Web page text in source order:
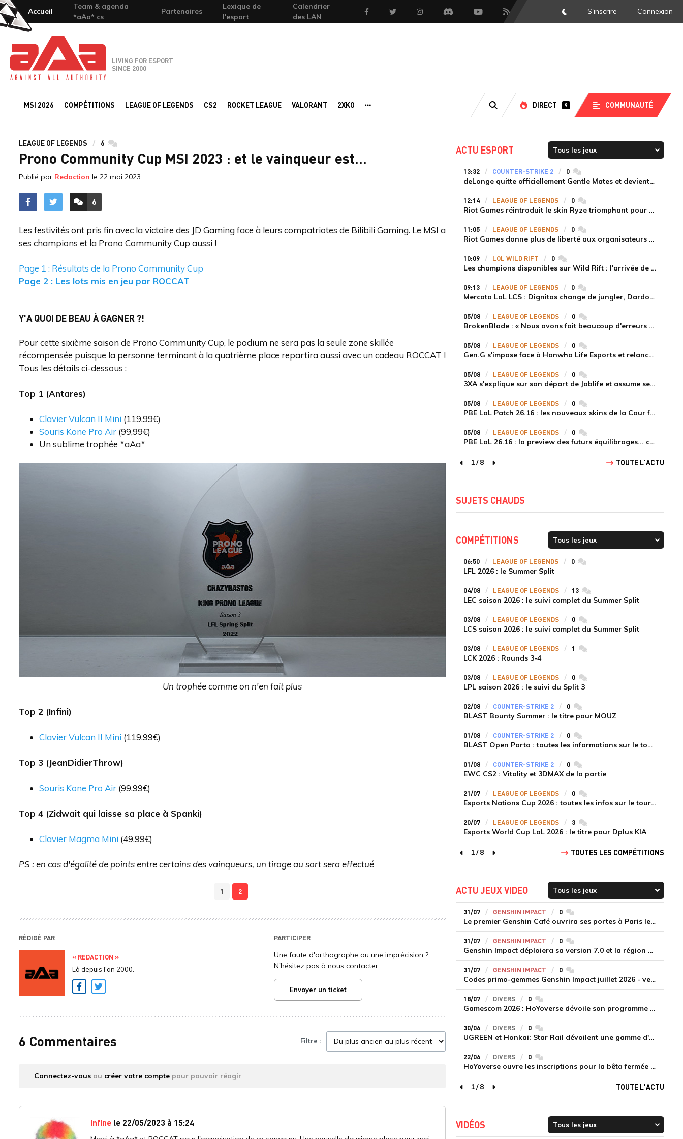
Accueil
Team & agenda
*aAa* cs
Partenaires
Lexique de
l'esport
Calendrier
des LAN
FacebookTwitter InstagramDiscord YoutubeFlux RSS DarkMode
S'inscrire Connexion
Team-aAa - against All authority
LIVING FOR ESPORT
SINCE 2000
MSI 2026 COMPÉTITIONS LEAGUE OF LEGENDS CS2 ROCKET LEAGUE VALORANT 2XKO
RECHERCHE
DIRECT 9 COMMUNAUTÉ
LEAGUE OF LEGENDS 6 commentaires
Prono Community Cup MSI 2023 : et le vainqueur est...
Publié par Redaction le 22 mai 2023
ACCÉDER AUX
6
COMMENTAIRES
Les festivités ont pris fin avec la victoire des JD Gaming face à leurs compatriotes de Bilibili Gaming. Le MSI a
ses champions et la Prono Community Cup aussi !
Page 1 : Résultats de la Prono Community Cup
Page 2 : Les lots mis en jeu par ROCCAT
Y'A QUOI DE BEAU À GAGNER ?!
Pour cette sixième saison de Prono Community Cup, le podium ne sera pas la seule zone skillée
récompensée puisque la personne terminant à la quatrième place repartira aussi avec un cadeau ROCCAT !
Tous les détails ci-dessous :
Top 1 (Antares)
Clavier Vulcan II Mini (119,99€)
Souris Kone Pro Air (99,99€)
Un sublime trophée *aAa*
Un trophée comme on n'en fait plus
Top 2 (Infini)
Clavier Vulcan II Mini (119,99€)
Top 3 (JeanDidierThrow)
Souris Kone Pro Air (99,99€)
Top 4 (Zidwait qui laisse sa place à Spanki)
Clavier Magma Mini (49,99€)
PS : en cas d'égalité de points entre certains des vainqueurs, un tirage au sort sera effectué
1 2
RÉDIGÉ PAR
« REDACTION »
Là depuis l'an 2000.
Facebook
Twitter
PARTICIPER
Une faute d'orthographe ou une imprécision ?
N'hésitez pas à nous contacter.
Envoyer un ticket
6 Commentaires Filtre :
Connectez-vous ou créer votre compte pour pouvoir réagir
Infine le 22/05/2023 à 15:24
ACTU ESPORT
13:32 COUNTER-STRIKE 2 0commentaires
deLonge quitte officiellement Gentle Mates et devient agent libre
12:14 LEAGUE OF LEGENDS 0commentaires
Riot Games réintroduit le skin Ryze triomphant pour récompenser la scène amateur
11:05 LEAGUE OF LEGENDS 0commentaires
Riot Games donne plus de liberté aux organisateurs de tournois locaux sur League of Legends
10:09 LOL WILD RIFT 0commentaires
Les champions disponibles sur Wild Rift : l'arrivée de Cho'Gath
09:13 LEAGUE OF LEGENDS 0commentaires
Mercato LoL LCS : Dignitas change de jungler, Dardoch fait son retour en LCS, eXyu annonce sa retraite
05/08 LEAGUE OF LEGENDS 0commentaires
BrokenBlade : « Nous avons fait beaucoup d'erreurs bêtes, mais une victoire reste une victoire et c'est une chose dont on peut se réjouir »
05/08 LEAGUE OF LEGENDS 0commentaires
Gen.G s'impose face à Hanwha Life Esports et relance sa dynamique en LCK
05/08 LEAGUE OF LEGENDS 0commentaires
3XA s'explique sur son départ de Joblife et assume ses torts
05/08 LEAGUE OF LEGENDS 0commentaires
PBE LoL Patch 26.16 : les nouveaux skins de la Cour féérique
05/08 LEAGUE OF LEGENDS 0commentaires
PBE LoL 26.16 : la preview des futurs équilibrages... coup d'arrêt pour les supports roamers
page précédente
1/8
page suivante
TOUTE L'ACTU
SUJETS CHAUDS
COMPÉTITIONS
06:50 LEAGUE OF LEGENDS 0commentaires
LFL 2026 : le Summer Split
04/08 LEAGUE OF LEGENDS 13commentaires
LEC saison 2026 : le suivi complet du Summer Split
03/08 LEAGUE OF LEGENDS 0commentaires
LCS saison 2026 : le suivi complet du Summer Split
03/08 LEAGUE OF LEGENDS 1 commentaires
LCK 2026 : Rounds 3-4
03/08 LEAGUE OF LEGENDS 0commentaires
LPL saison 2026 : le suivi du Split 3
02/08 COUNTER-STRIKE 2 0commentaires
BLAST Bounty Summer : le titre pour MOUZ
01/08 COUNTER-STRIKE 2 0commentaires
BLAST Open Porto : toutes les informations sur le tournoi
01/08 COUNTER-STRIKE 2 0commentaires
EWC CS2 : Vitality et 3DMAX de la partie
21/07 LEAGUE OF LEGENDS 0commentaires
Esports Nations Cup 2026 : toutes les infos sur le tournoi
20/07 LEAGUE OF LEGENDS 3commentaires
Esports World Cup LoL 2026 : le titre pour Dplus KIA
page précédente
1/8
page suivante
TOUTES LES COMPÉTITIONS
ACTU JEUX VIDEO
31/07 GENSHIN IMPACT 0commentaires
Le premier Genshin Café ouvrira ses portes à Paris le 14 août
31/07 GENSHIN IMPACT 0commentaires
Genshin Impact déploiera sa version 7.0 et la région de Snezhnaya le 12 août
31/07 GENSHIN IMPACT 0commentaires
Codes primo-gemmes Genshin Impact juillet 2026 - version 7.0
18/07 DIVERS 0commentaires
Gamescom 2026 : HoYoverse dévoile son programme et présente deux nouveaux jeux inédits
30/06 DIVERS 0commentaires
UGREEN et Honkai: Star Rail dévoilent une gamme d'accessoires de recharge en édition limitée
22/06 DIVERS 0commentaires
HoYoverse ouvre les inscriptions pour la bêta fermée de Honkai : Nexus Anima
page précédente
1/8
page suivante
TOUTE L'ACTU
VIDÉOS